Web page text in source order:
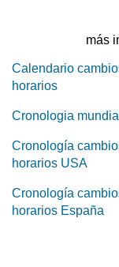
más
Calendario
horarios
Cronologia mundial
Cronología
horarios USA
Cronología
horarios España